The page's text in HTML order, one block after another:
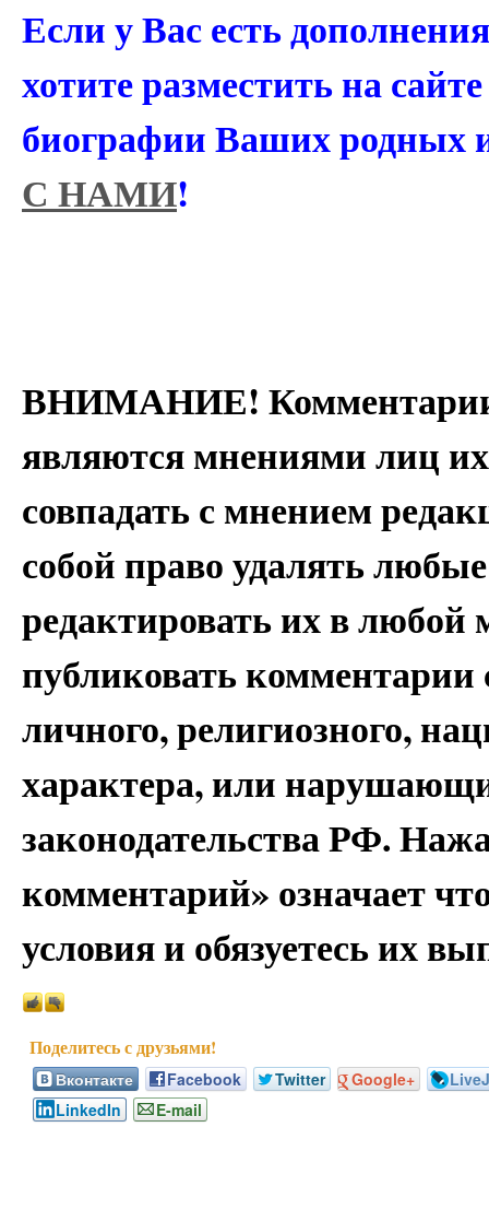
Если у Вас есть
хотите разместить на
биографии Ваших родных
С НАМИ!
ВНИМАНИЕ! Комментарии
являются мнениями лиц
совпадать с мнением
собой право удалять
редактировать их в
публиковать
личного, религиозного,
характера, или
законодательства РФ.
комментарий» означает
условия и обязуетесь их
Вконтакте Facebook Twitter Google+
LinkedIn
E-mail